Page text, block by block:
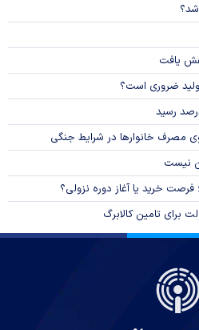
یافت
ضروری است؟
مصرف خانوار‌ها در شرایط جنگی
نیست